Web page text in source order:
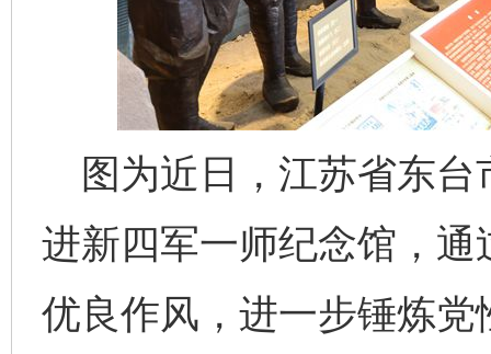
图为近日，江苏省东台
进新四军一师纪念馆，
优良作风，进一步锤炼